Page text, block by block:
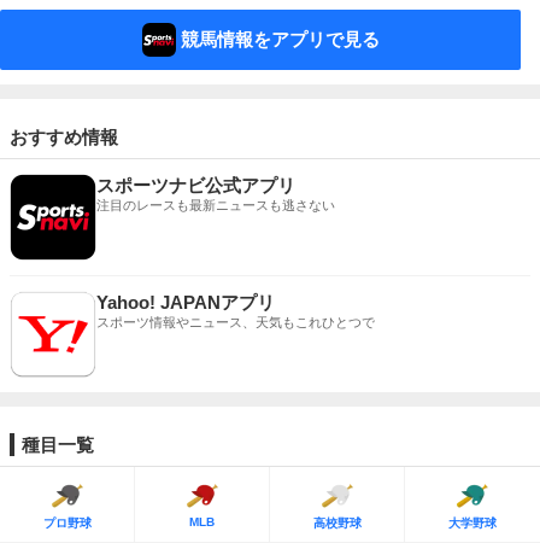
競馬情報をアプリで見る
おすすめ情報
スポーツナビ公式アプリ
注目のレースも最新ニュースも逃さない
Yahoo! JAPANアプリ
スポーツ情報やニュース、天気もこれひとつで
種目一覧
プロ野球 MLB 高校野球 大学野球